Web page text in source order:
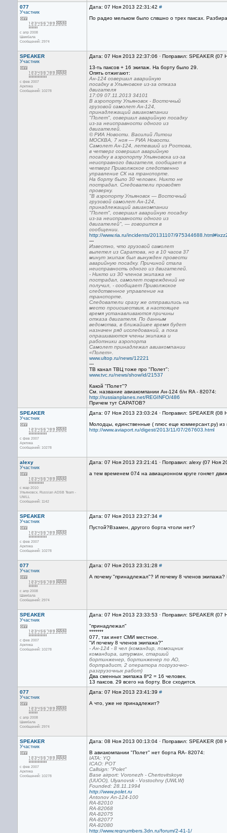
077
Участник
с апр 2008
Шамбала
Сообщений: 2974
Дата: 07 Ноя 2013 22:31:42 #
По радио мельком было слвшно о трех паксах.
SPEAKER
Участник
с фев 2007
Арктика
Сообщений: 10278
Дата: 07 Ноя 2013 22:37:06 · Поправил: SPEAKER (07
13-ть паксов + 16 экипаж. На борту было 29.
Опять отжигают:
Ан-124 совершил аварийную
посадку в Ульяновске из-за отказа
двигателя
17:09 07.11.2013 34101
В аэропорту Ульяновск - Восточный
грузовой самолет Ан-124,
принадлежащий авиакомпании
"Полет", совершил аварийную посадку
из-за неисправности одного из
двигателей.
© РИА Новости. Василий Литош
МОСКВА, 7 ноя — РИА Новости.
Самолет Ан-124, летевший из Ростова,
в четверг совершил аварийную
посадку в аэропорту Ульяновска из-за
неисправного двигателя, сообщает в
четверг Приволжское следственно
управление СК на транспорте.
На борту было 30 человек. Никто не
пострадал. Следователи проводят
проверку.
"В аэропорту Ульяновск — Восточный
грузовой самолет Ан-124,
принадлежащий авиакомпании
"Полет", совершил аварийную посадку
из-за неисправности одного из
двигателей", — говорится в
сообщении.
http://www.ria.ru/incidents/20131107/
---
Известно, что грузовой самолет
вылетел из Саратова, но в 10 часов 37
минут экипаж был вынужден провести
аварийную посадку. Причиной стала
неисправность одного из двигателей.
- Никто из 30 членов экипажа не
пострадал, самолет повреждений не
получил, - сообщает Приволжское
следственное управление на
транспорте.
Следователи сразу же отправились на
место происшествия, в настоящее
время устанавливаются причины
отказа двигателя. По данным
ведомства, в ближайшее время будет
назначен ряд исследований, а пока
опрашиваются члены экипажа и
работники аэропортa
Самолет принадлежал авиакомпании
«Полет».
www.ultop.ru/news/12221
---
ТВ канал ТВЦ тоже про "Полет":
www.tvc.ru/news/show/id/21537
Какой "Полет"?
См. название авиакомпании Ан-124 б/н RA - 82074:
http://russianplanes.net/REGINFO/486
Причем тут САРАТОВ?
SPEAKER
Участник
с фев 2007
Арктика
Сообщений: 10278
Дата: 07 Ноя 2013 23:03:24 · Поправил: SPEAKER (08
Молодцы, единственные ( плюс еще коммерсант.ру)
http://www.aviaport.ru/digest/2013/11/07/267603.html
alexy
Участник
с мар 2010
Ульяновск. Russian ADSB Team -
UWLL
Сообщений: 1142
Дата: 07 Ноя 2013 23:21:41 · Поправил: alexy (07 Ноя
а тем временем 074 на авиационном круге гоняет
SPEAKER
Участник
с фев 2007
Арктика
Сообщений: 10278
Дата: 07 Ноя 2013 23:27:34 #
Пустой?Взамен, другого борта чтоли нет?
077
Участник
с апр 2008
Шамбала
Сообщений: 2974
Дата: 07 Ноя 2013 23:31:28 #
А почему "принадлежал"? И почему 8 членов
SPEAKER
Участник
с фев 2007
Арктика
Сообщений: 10278
Дата: 07 Ноя 2013 23:33:53 · Поправил: SPEAKER (07
"принадлежал"
*******
077, так инет СМИ местное.
"И почему 8 членов экипажа?"
- Ан-124 - 8 чел (командир, помощник
командира, штурман, старший
бортинженер, бортинженер по АО,
бортрадист, 2 оператора погрузочно-
разгрузочных работ)
Два сменных экипажа 8*2 = 16 человек.
13 паксов. 29 всего на борту. Все сходится.
077
Участник
с апр 2008
Шамбала
Сообщений: 2974
Дата: 07 Ноя 2013 23:41:39 #
А что, уже не принадлежит?
SPEAKER
Участник
с фев 2007
Арктика
Сообщений: 10278
Дата: 08 Ноя 2013 00:13:04 · Поправил: SPEAKER (08
В авиакомпании "Полет" нет борта RA- 82074:
IATA: YQ
ICAO: POT
Callsign: "Polet"
Base airport: Voronezh - Chertovitskoye
(UUOO), Ulyanovsk - Vostochny (UWLW)
Founded: 28.11.1994
http://www.polet.ru
Antonov An-124-100
RA-82010
RA-82068
RA-82075
RA-82077
RA-82080
http://www.regnumbers.3dn.ru/forum/2-41-1/